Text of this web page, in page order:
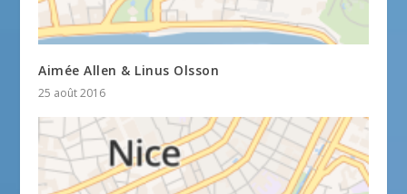
Aimée Allen & Linus Olsson
25 août 2016